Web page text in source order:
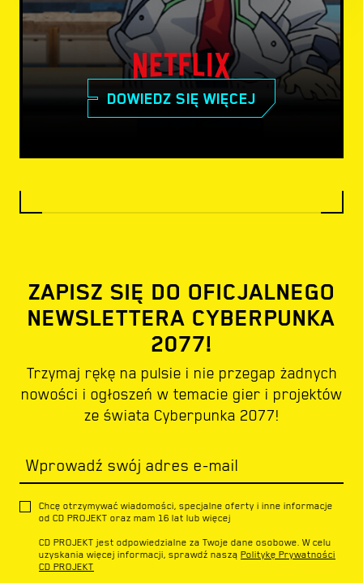
DOWIEDZ SIĘ WIĘCEJ
ZAPISZ SIĘ DO OFICJALNEGO
NEWSLETTERA CYBERPUNKA
2077!
Trzymaj rękę na pulsie i nie przegap żadnych
nowości i ogłoszeń w temacie gier i projektów
ze świata Cyberpunka 2077!
Wprowadź swój adres e-mail
Chcę otrzymywać wiadomości, specjalne oferty i inne informacje
od CD PROJEKT oraz mam 16 lat lub więcej
CD PROJEKT jest odpowiedzialne za Twoje dane osobowe. W celu
uzyskania więcej informacji, sprawdź naszą Politykę Prywatności
CD PROJEKT